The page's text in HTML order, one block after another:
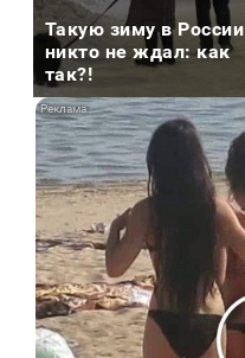
Такую зиму в России
никто не ждал: как
так?!